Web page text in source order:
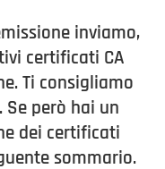
inviamo,
certificati CA
Ti consigliamo
però hai un
dei certificati
sommario.